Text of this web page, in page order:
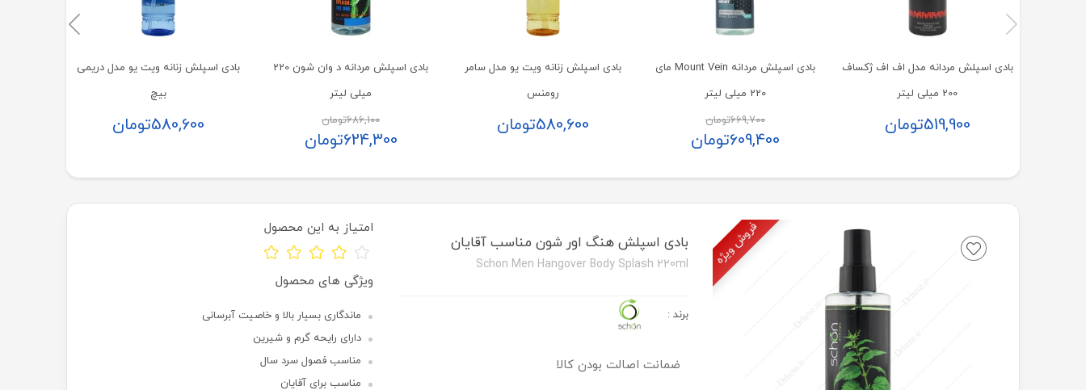
بادی اسپلش مردانه مدل اف اف ژکساف
200 میلی لیتر
519,900تومان
بادی اسپلش مردانه Mount Vein مای
220 میلی لیتر
669,700تومان
609,400تومان
بادی اسپلش زنانه ویت یو مدل سامر
رومنس
580,600تومان
بادی اسپلش مردانه د وان شون 220
میلی لیتر
686,100تومان
624,300تومان
بادی اسپلش زنانه ویت یو مدل دریمی
بیچ
580,600تومان
فروش ویژه بادی اسپلش هنگ اور شون مناسب آقایان
Schon Men Hangover Body Splash 220ml
برند :
ضمانت اصالت بودن کالا
امتیاز به این محصول
ویژگی های محصول
ماندگاری بسیار بالا و خاصیت آبرسانی
دارای رایحه گرم و شیرین
مناسب فصول سرد سال
مناسب برای آقایان